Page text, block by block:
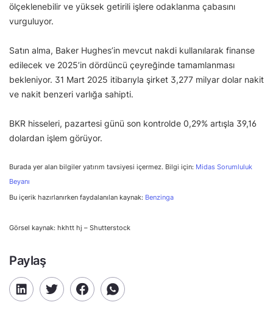
ölçeklenebilir ve yüksek getirili işlere odaklanma çabasını
vurguluyor.
Satın alma, Baker Hughes’in mevcut nakdi kullanılarak finanse
edilecek ve 2025’in dördüncü çeyreğinde tamamlanması
bekleniyor. 31 Mart 2025 itibarıyla şirket 3,277 milyar dolar nakit
ve nakit benzeri varlığa sahipti.
BKR hisseleri, pazartesi günü son kontrolde 0,29% artışla 39,16
dolardan işlem görüyor.
Burada yer alan bilgiler yatırım tavsiyesi içermez. Bilgi için: Midas Sorumluluk
Beyanı
Bu içerik hazırlanırken faydalanılan kaynak: Benzinga
Görsel kaynak: hkhtt hj – Shutterstock
Paylaş